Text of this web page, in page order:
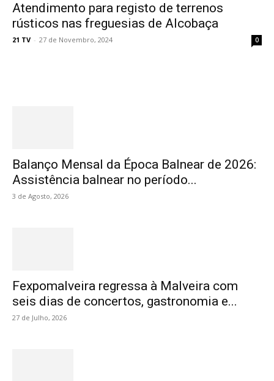
Atendimento para registo de terrenos
rústicos nas freguesias de Alcobaça
21 TV - 27 de Novembro, 2024 0
Balanço Mensal da Época Balnear de 2026:
Assistência balnear no período...
3 de Agosto, 2026
Fexpomalveira regressa à Malveira com
seis dias de concertos, gastronomia e...
27 de Julho, 2026